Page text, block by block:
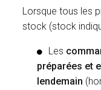
Lorsque tous les
stock (stock
Les
préparées et
lendemain